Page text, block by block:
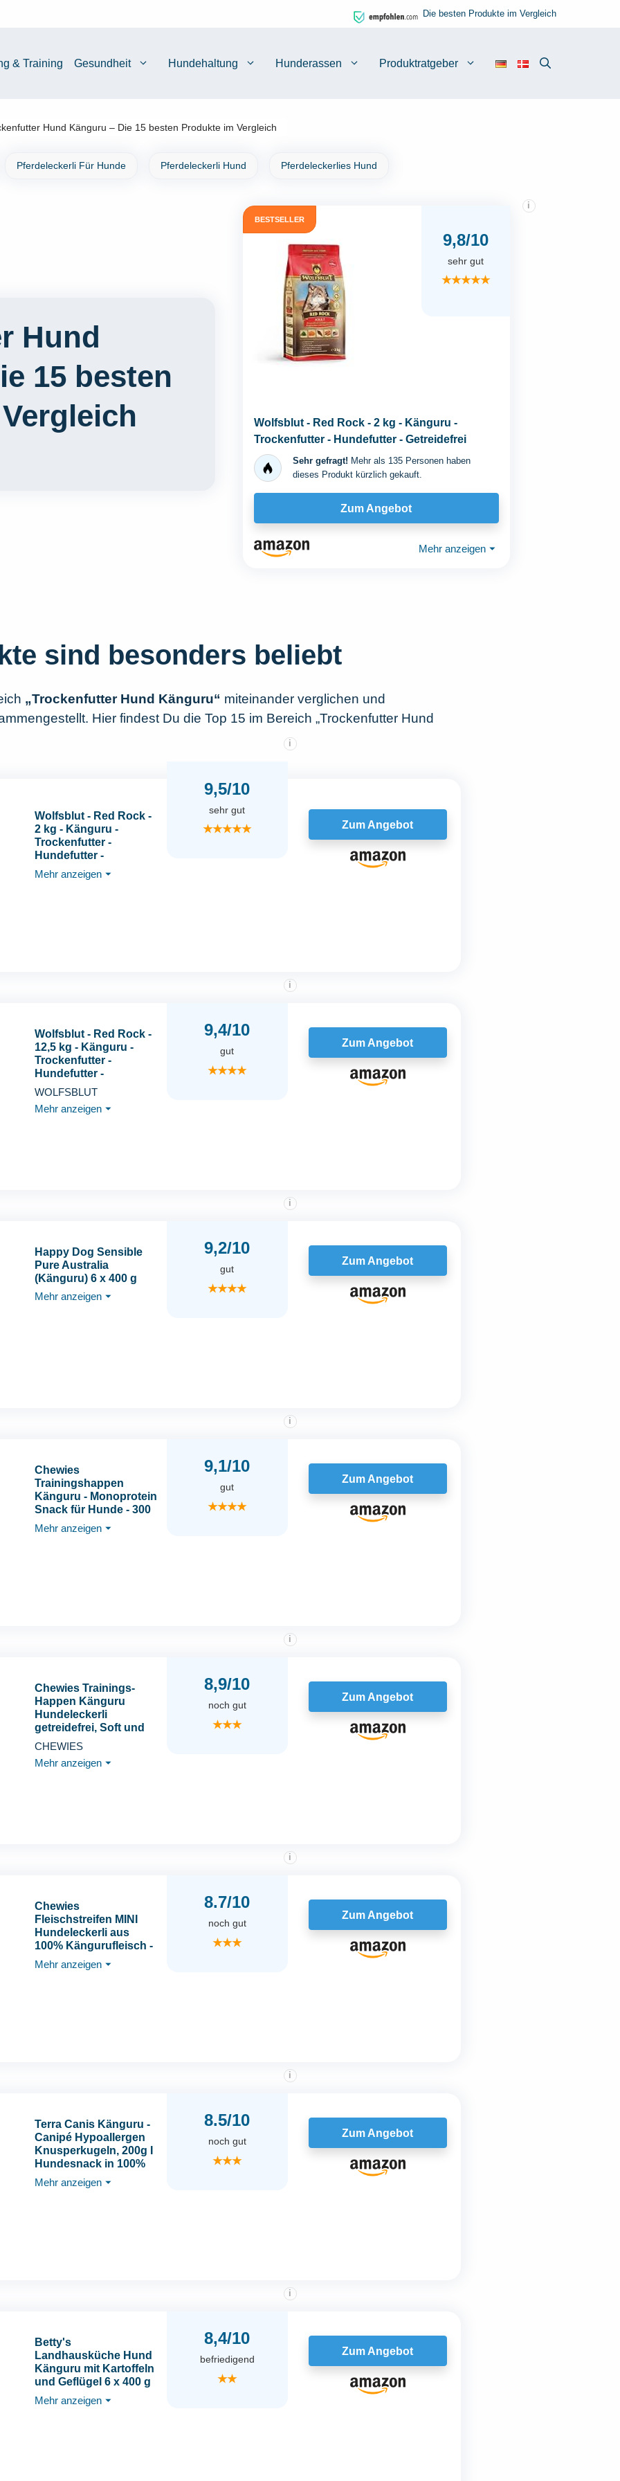
Die besten Produkte im Vergleich
& Training Gesundheit Hundehaltung Hunderassen Produktratgeber
Hund Känguru – Die 15 besten Produkte im Vergleich
Pferdeleckerli Für Hunde Pferdeleckerli Hund Pferdeleckerlies Hund
Hund
15 besten
BESTSELLER
9,8/10
i
sehr gut
★★★★★
Wolfsblut - Red Rock - 2 kg - Känguru -
Trockenfutter - Hundefutter - Getreidefrei
Sehr gefragt! Mehr als 135 Personen haben
dieses Produkt kürzlich gekauft.
Zum Angebot
Mehr anzeigen ⏷
sind besonders beliebt
„Trockenfutter Hund Känguru“ miteinander verglichen und
Hier findest Du die Top 15 im Bereich „Trockenfutter Hund
Wolfsblut - Red Rock -
2 kg - Känguru -
Trockenfutter -
Hundefutter -
Getreidefrei
Mehr anzeigen ⏷
9,5/10
i
sehr gut
★★★★★ Zum Angebot
Wolfsblut - Red Rock -
12,5 kg - Känguru -
Trockenfutter -
Hundefutter -
Getreidefrei
WOLFSBLUT
Mehr anzeigen ⏷
9,4/10
i
gut
★★★★
Zum Angebot
Happy Dog Sensible
Pure Australia
(Känguru) 6 x 400 g
Mehr anzeigen ⏷
9,2/10
i
gut
★★★★
Zum Angebot
Chewies
Trainingshappen
Känguru - Monoprotein
Snack für Hunde - 300
g - getreidefrei &
zuckerfrei - Softe
Mehr anzeigen ⏷
9,1/10
i
gut
★★★★
Zum Angebot
Chewies Trainings-
Happen Känguru
Hundeleckerli
getreidefrei, Soft und
ohne Zucker -
Monoprotein Hunde-
Leckerlis in der
CHEWIES
Mehr anzeigen ⏷
8,9/10
i
noch gut
★★★
Zum Angebot
Chewies
Fleischstreifen MINI
Hundeleckerli aus
100% Kängurufleisch -
4 x 70 g - Snack für
kleine Hunde -
Mehr anzeigen ⏷
8.7/10
i
noch gut
★★★
Zum Angebot
Terra Canis Känguru -
Canipé Hypoallergen
Knusperkugeln, 200g I
Hundesnack in 100%
Lebensmittelqualität
Aller Rohstoffe |
Mehr anzeigen ⏷
8.5/10
i
noch gut
★★★
Zum Angebot
Betty's
Landhausküche Hund
Känguru mit Kartoffeln
und Geflügel 6 x 400 g
Für alle Hunderassen
geeignet Hohe
Mehr anzeigen ⏷
8,4/10
i
befriedigend
★★
Zum Angebot